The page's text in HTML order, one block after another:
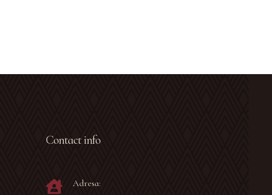
Contact info
Adresa: